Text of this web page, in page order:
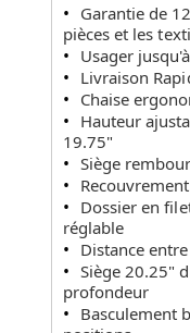
Garantie de
pièces et les
Usager
Livraison
Chaise
Hauteur
19.75"
Siège
Dossier en
réglable
Distance
Siège 20.25"
profondeur
Basculement